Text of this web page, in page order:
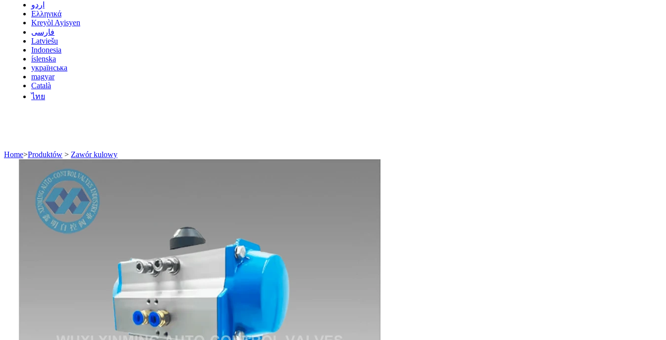
اردو
Ελληνικά
Kreyòl Ayisyen
فارسی
Latviešu
Indonesia
íslenska
українська
magyar
Català
ไทย
Home>Produktów > Zawór kulowy